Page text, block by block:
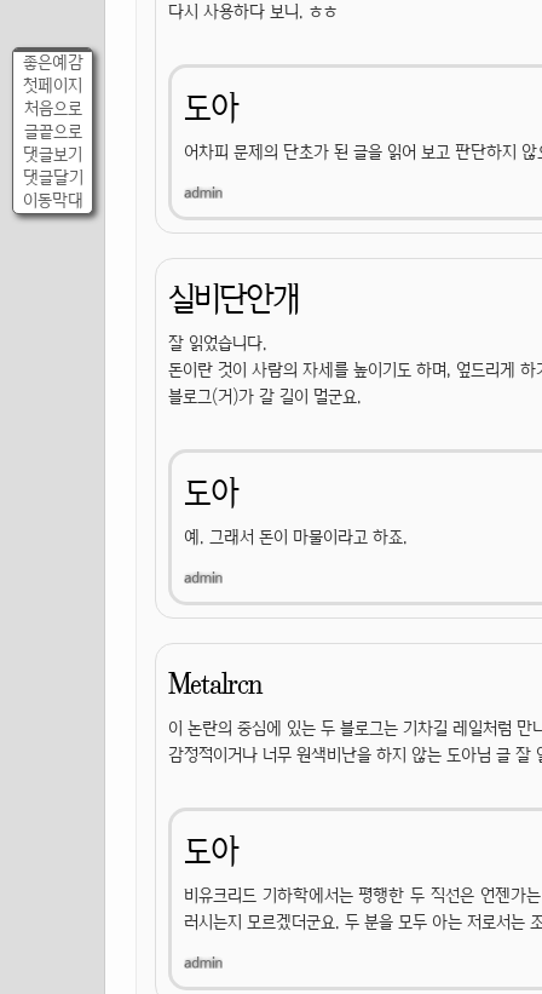
좋은예감
첫페이지
처음으로
글끝으로
댓글보기
댓글달기
이동막대
다시 사용하다 보니. ㅎㅎ
도아
어차피 문제의 단초가 된 글을 읽어 보고 판단하지
실비단안개
잘 읽었습니다.
돈이란 것이 사람의 자세를 높이기도 하며, 엎드리게 하
블로그(거)가 갈 길이 멀군요.
도아
예. 그래서 돈이 마물이라고 하죠.
Metalrcn
이 논란의 중심에 있는 두 블로그는 기차길 레일처럼
감정적이거나 너무 원색비난을 하지 않는 도아님 글 잘
도아
비유크리드 기하학에서는 평행한 두 직선은 언젠
러시는지 모르겠더군요. 두 분을 모두 아는 저로서는